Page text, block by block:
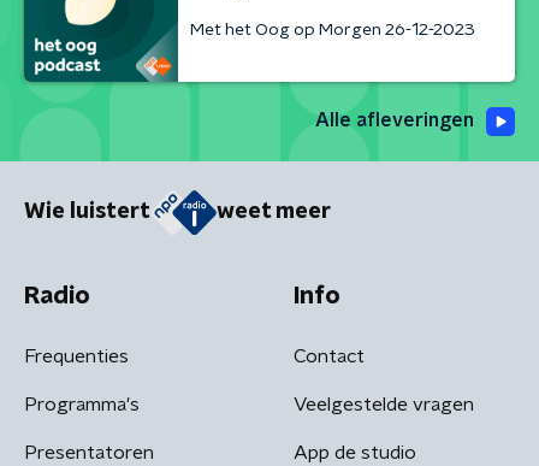
Met het Oog op Morgen 26-12-2023
Alle afleveringen
Wie luistert weet meer
Radio
Frequenties
Programma's
Presentatoren
Info
Contact
Veelgestelde vragen
App de studio